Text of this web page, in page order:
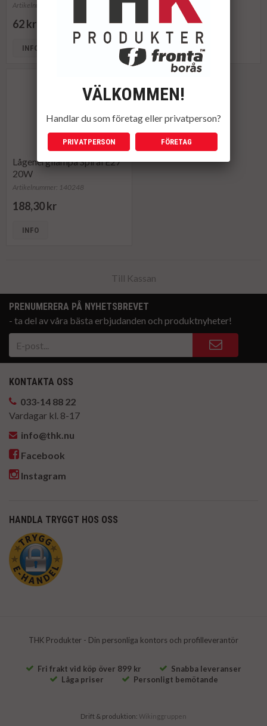
Artikelnummer: 183789
62 kr
INFO
Artikelnummer: 183790
69 kr
INFO KÖP
Lågenergilampa Spiral E27
20W
Artikelnummer: 140248
188,30 kr
INFO
Till Kassan
PRENUMERERA PÅ NYHETSBREVET
- ta del av våra bästa erbjudanden och produktnyheter!
KONTAKTA OSS
033-14 88 22
Vardagar kl. 8-17
info@thk.nu
Facebook
Instagram
HANDLA TRYGGT HOS OSS
THK Produkter - Din personliga kontors och profilleverantör
Fri frakt vid köp över 899 kr
Snabba leveranser
Låga priser
Personligt bemötande
Drift & produktion: Wikinggruppen
VÄLKOMMEN!
Handlar du som företag eller privatperson?
PRIVATPERSON FÖRETAG